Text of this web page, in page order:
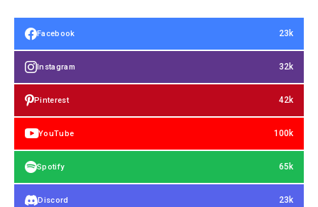
Facebook 23k
Instagram 32k
Pinterest 42k
YouTube 100k
Spotify 65k
Discord 23k